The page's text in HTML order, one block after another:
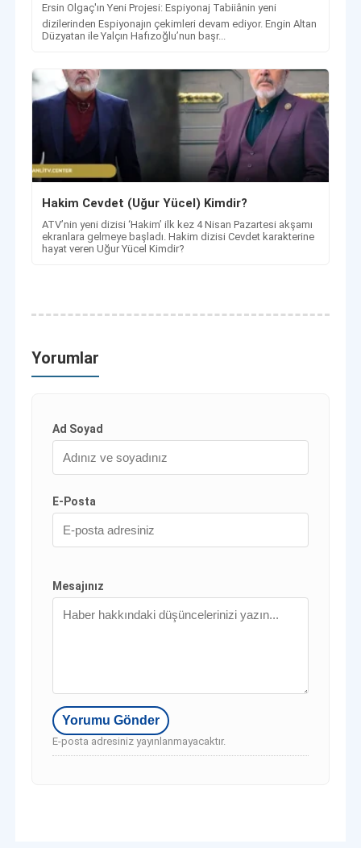
Ersin Olgaç'ın Yeni Projesi: Espiyonaj Tabiiânin yeni
dizilerinden Espiyonajın çekimleri devam ediyor. Engin Altan
Düzyatan ile Yalçın Hafızoğlu’nun başr...
Hakim Cevdet (Uğur Yücel) Kimdir?
ATV’nin yeni dizisi ‘Hakim’ ilk kez 4 Nisan Pazartesi akşamı
ekranlara gelmeye başladı. Hakim dizisi Cevdet karakterine
hayat veren Uğur Yücel Kimdir?
Yorumlar
Ad Soyad
E-Posta
Mesajınız
E-posta adresiniz yayınlanmayacaktır.